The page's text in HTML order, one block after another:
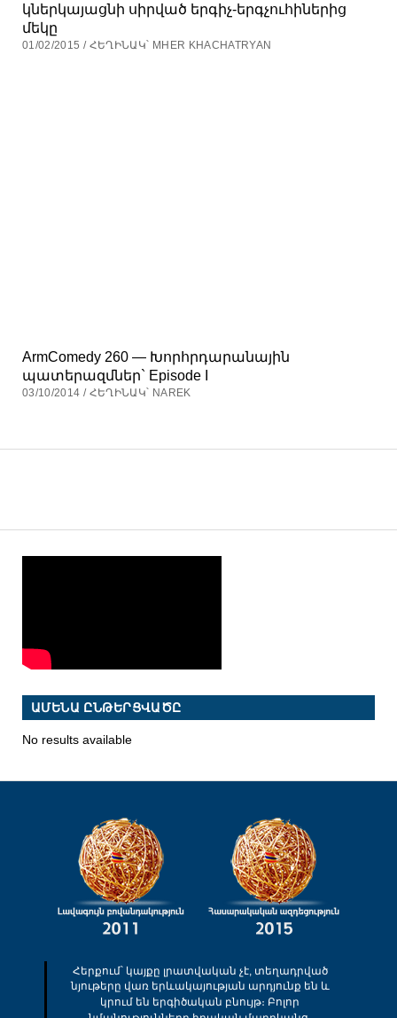
կներկայացնի սիրված երգիչ-երգչուհիներից
մեկը
01/02/2015 / ՀԵՂԻՆԱԿ՝ MHER KHACHATRYAN
ArmComedy 260 — Խորհրդարանային
պատերազմներ` Episode I
03/10/2014 / ՀԵՂԻՆԱԿ՝ NAREK
ԱՄԵՆԱ ԸՆԹԵՐՑՎԱԾԸ
No results available
Հերքում՝ կայքը լրատվական չէ, տեղադրված
նյութերը վառ երևակայության արդյունք են և
կրում են երգիծական բնույթ։ Բոլոր